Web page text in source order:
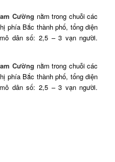
Cường nằm trong chuỗi các
phía Bắc thành phố, tổng diện
dân số: 2,5 – 3 vạn người.
Cường nằm trong chuỗi các
phía Bắc thành phố, tổng diện
dân số: 2,5 – 3 vạn người.